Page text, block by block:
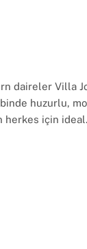
daireler Villa
huzurlu,
herkes için